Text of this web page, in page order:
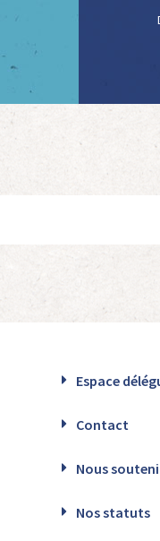
Espace
Contact
Nous
Nos statuts